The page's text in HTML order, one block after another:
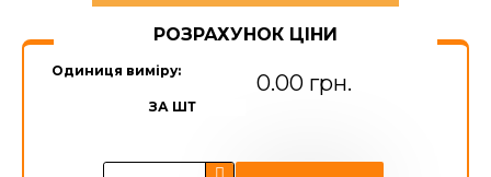
РОЗРАХУНОК ЦІНИ
Одиниця виміру:
ЗА ШТ
0.00 грн.